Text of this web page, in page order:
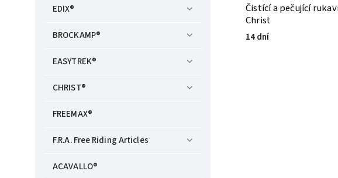
EDIX®
BROCKAMP®
EASYTREK®
CHRIST®
FREEMAX®
F.R.A. Free Riding Articles
ACAVALLO®
Čistící a pečující
Christ
14 dní